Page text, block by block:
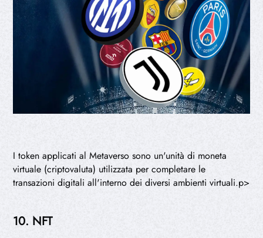
I token applicati al Metaverso sono un'unità di moneta
virtuale (criptovaluta) utilizzata per completare le
transazioni digitali all'interno dei diversi ambienti virtuali.p>
10. NFT